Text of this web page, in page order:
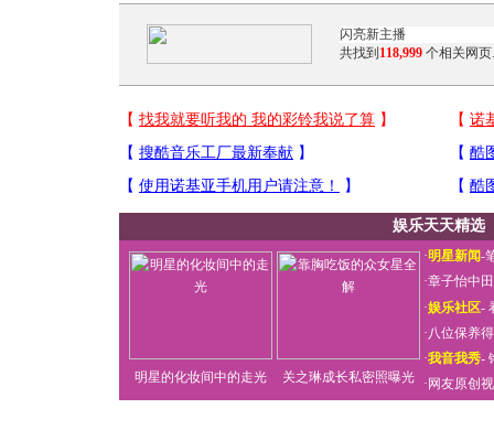
共找到 118,999 个相关网页.
娱乐天天精选
明星的化妆间中的走光 关之琳成长私密照曝光
·明星新闻-
·章子怡中
·娱乐社区-
·八位保养
·我音我秀-
· 网友原创